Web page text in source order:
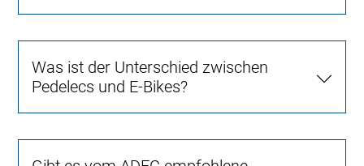
Was ist der Unterschied zwischen
Pedelecs und E-Bikes?